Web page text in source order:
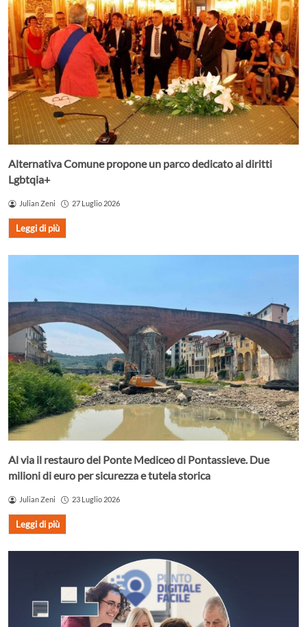
Alternativa Comune propone un parco dedicato ai diritti
Lgbtqia+
Julian Zeni 27 Luglio 2026
Leggi di più
Al via il restauro del Ponte Mediceo di Pontassieve. Due
milioni di euro per sicurezza e tutela storica
Julian Zeni 23 Luglio 2026
Leggi di più